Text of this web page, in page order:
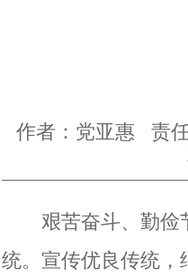
作者：党亚惠 责
艰苦奋斗、勤俭节
统。宣传优良传统，